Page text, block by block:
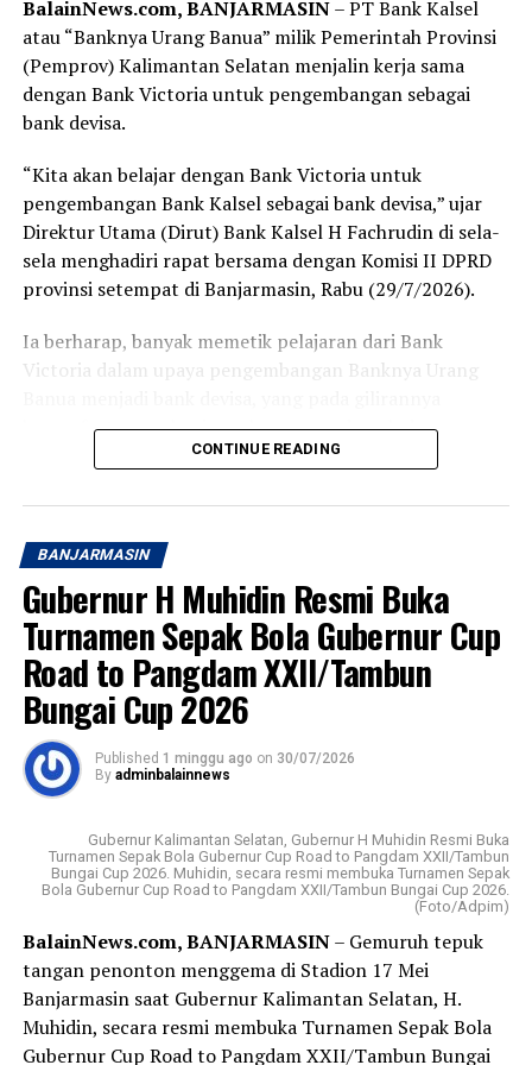
sudah dipanggil. Proses pembukaan rekening
berlangsung cepat, tertib, dan pelayanan yang diberikan
terasa ramah serta membantu.
Bagi sebagian orang, membuka rekening mungkin
langkah awal yang penuh makna. Tabungan Haji bukan
sekadar buku tabungan, melainkan ikhtiar kecil untuk
mendekatkan diri pada impian besar, yaitu memenuhi
panggilan Allah SWT ke Tanah Suci.
yang baik serta program yang mendorong masyarakat
untuk mulai mempersiapkan ibadah haji sejak dini.
dan membawa saya menuju kesempatan menunaikan
ibadah haji pada waktu yang telah Allah tetapkan.
Post Views: 17
Sebarkan
WhatsApp 0 Facebook 0
Messenger 0
BalainNews.com, BANJARMASIN– PT Bank Kalsel
atau “Banknya Urang Banua” milik Pemerintah Provinsi
(Pemprov) Kalimantan Selatan menjalin kerja sama
dengan Bank Victoria untuk pengembangan sebagai
bank devisa.
“Kita akan belajar dengan Bank Victoria untuk
pengembangan Bank Kalsel sebagai bank devisa,” ujar
Direktur Utama (Dirut) Bank Kalsel H Fachrudin di sela-
sela menghadiri rapat bersama dengan Komisi II DPRD
provinsi setempat di Banjarmasin, Rabu (29/7/2026).
Ia berharap, banyak memetik pelajaran dari Bank
Victoria dalam upaya pengembangan Banknya Urang
kemanfaatannya bagi pembangunan daerah dan
Peluncuran Bsnk Kalsel sebagai bank devisa 17 Juni 2026
atau mengawali Tahun Baru Islam, Muharram 1448
Hijriah.
PT Bank Kalsel sebelumnya bernama Bank
Pembangunan Daerah (BPD) berdiri 25 Maret 1964
dengan kepemilikan atau pemegang saham pemerintah
provinsi (Pemprov) dan pemerintah kabupaten/kota
(Pemkab/Pemkot) provinsi setempat.
Visi Badan Usaha Milik Daerah (BUMD) Pemprov Kalsel
terpercaya dengan memberikan pelayanan terbaik
kepada masyarakat.
Sementara misinya ;menjadi penggerak perekonomian
daerah, memberikan nilai tambah bagi pemegang saham,
serta menyediakan layanan perbankan berkualitas.
Sedangkan produk Bank Kalsel meliputi layanan
tabungan, kredit atau pinjaman, serta layanan khusus
CONTINUE READING
BANJARMASIN
Gubernur H Muhidin Resmi Buka
Turnamen Sepak Bola Gubernur Cup
Road to Pangdam XXII/Tambun
Bungai Cup 2026
Published 1 minggu ago on 30/07/2026
By adminbalainnews
Gubernur Kalimantan Selatan, Gubernur H Muhidin Resmi Buka
Turnamen Sepak Bola Gubernur Cup Road to Pangdam XXII/Tambun
Bungai Cup 2026. Muhidin, secara resmi membuka Turnamen Sepak
Bola Gubernur Cup Road to Pangdam XXII/Tambun Bungai Cup 2026.
(Foto/Adpim)
BalainNews.com, BANJARMASIN– Gemuruh tepuk
tangan penonton menggema di Stadion 17 Mei
Banjarmasin saat Gubernur Kalimantan Selatan, H.
Muhidin, secara resmi membuka Turnamen Sepak Bola
Gubernur Cup Road to Pangdam XXII/Tambun Bungai